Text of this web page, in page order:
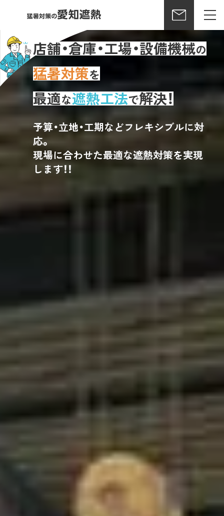
店舗・倉庫・工場・設備機械の
猛暑対策を
最適な遮熱工法で解決！
予算・立地・工期などフレキシブルに対
応。
現場に合わせた最適な遮熱対策を実現
します！！